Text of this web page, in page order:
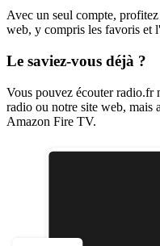
Avec un seul compte,
web, y compris les favoris et
Le saviez-vous déjà ?
Vous pouvez écouter radio.fr
radio ou notre site web,
Amazon Fire TV.